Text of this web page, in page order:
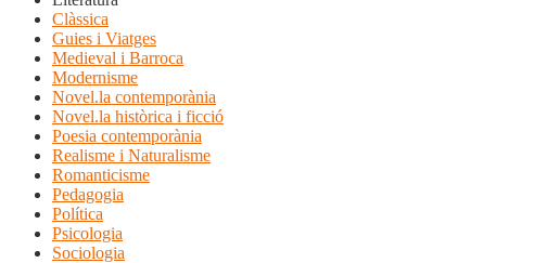
Clàssica
Guies i Viatges
Medieval i Barroca
Modernisme
Novel.la contemporània
Novel.la històrica i ficció
Poesia contemporània
Realisme i Naturalisme
Romanticisme
Pedagogia
Política
Psicologia
Sociologia